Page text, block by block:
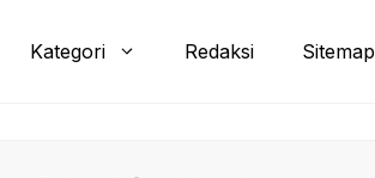
Kategori Redaksi Sitemap